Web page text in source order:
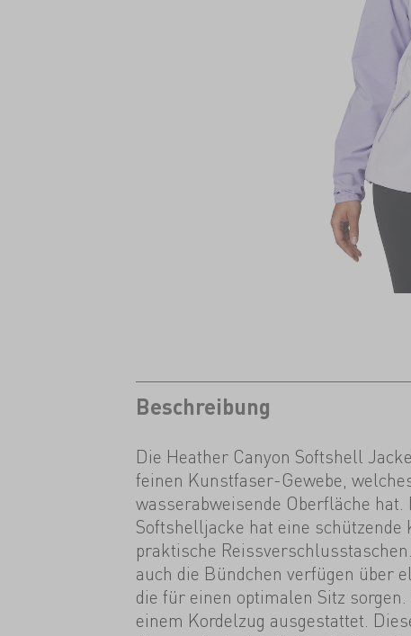
Beschreibung
Die Heather Canyon Softshell
feinen Kunstfaser-Gewebe,
wasserabweisende Oberfläche hat.
Softshelljacke hat eine schützende
praktische
auch die Bündchen verfügen über
die für einen optimalen Sitz
einem Kordelzug ausgestattet.